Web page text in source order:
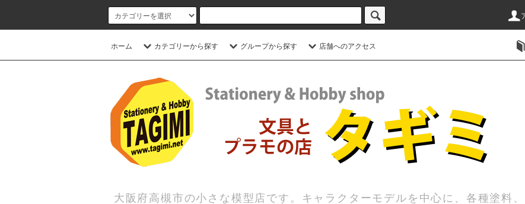
ホーム カテゴリーから探す グループから探す 店舗へのアクセス
大阪府高槻市の小さな模型店です。キャラクターモデルを中心に、各種塗料